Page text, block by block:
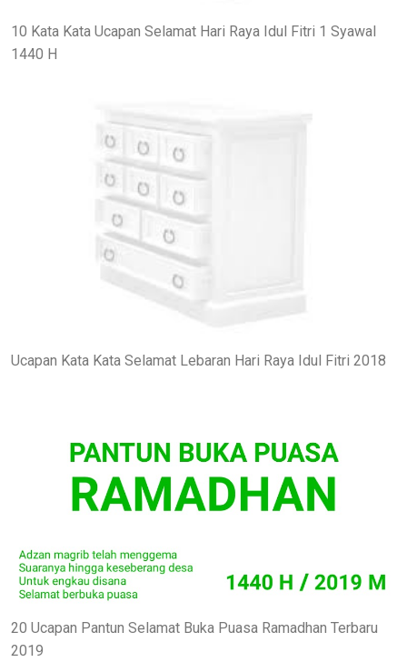
10 Kata Kata Ucapan Selamat Hari Raya Idul Fitri 1 Syawal
1440 H
Ucapan Kata Kata Selamat Lebaran Hari Raya Idul Fitri 2018
20 Ucapan Pantun Selamat Buka Puasa Ramadhan Terbaru
2019